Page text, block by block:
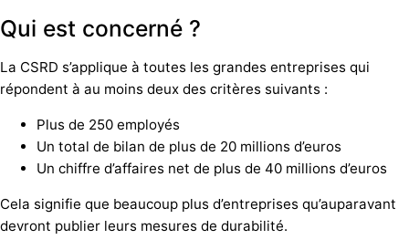
Qui est concerné ?
La CSRD s’applique à toutes les grandes entreprises qui
répondent à au moins deux des critères suivants :
Plus de 250 employés
Un total de bilan de plus de 20 millions d’euros
Un chiffre d’affaires net de plus de 40 millions d’euros
Cela signifie que beaucoup plus d’entreprises qu’auparavant
devront publier leurs mesures de durabilité.